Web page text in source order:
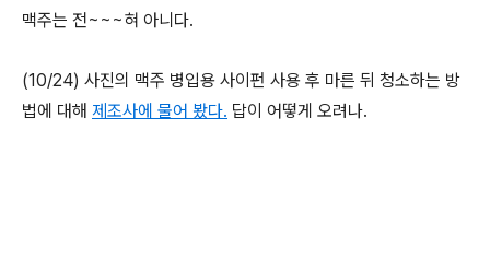
맥주는 전~~~혀 아니다.
(10/24) 사진의 맥주 병입용 사이펀 사용 후 마른 뒤 청소하는 방
법에 대해 제조사에 물어 봤다. 답이 어떻게 오려나.